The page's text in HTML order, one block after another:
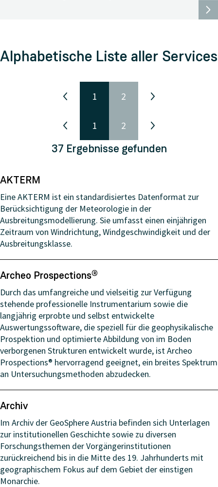
Alphabetische Liste aller Services
1 2
1 2
37 Ergebnisse gefunden
AKTERM
Eine AKTERM ist ein standardisiertes Datenformat zur
Berücksichtigung der Meteorologie in der
Ausbreitungsmodellierung. Sie umfasst einen einjährigen
Zeitraum von Windrichtung, Windgeschwindigkeit und der
Ausbreitungsklasse.
Archeo Prospections®
Durch das umfangreiche und vielseitig zur Verfügung
stehende professionelle Instrumentarium sowie die
langjährig erprobte und selbst entwickelte
Auswertungssoftware, die speziell für die geophysikalische
Prospektion und optimierte Abbildung von im Boden
verborgenen Strukturen entwickelt wurde, ist Archeo
Prospections® hervorragend geeignet, ein breites Spektrum
an Untersuchungsmethoden abzudecken.
Archiv
Im Archiv der GeoSphere Austria befinden sich Unterlagen
zur institutionellen Geschichte sowie zu diversen
Forschungsthemen der Vorgängerinstitutionen
zurückreichend bis in die Mitte des 19. Jahrhunderts mit
geographischem Fokus auf dem Gebiet der einstigen
Monarchie.